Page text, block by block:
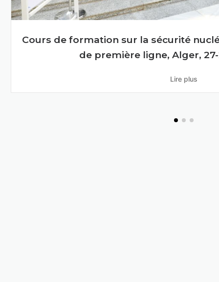
Deuxième réunion du conseil
l’énergie atomique en
Lire plus